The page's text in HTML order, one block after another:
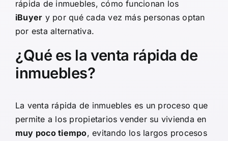
rápida de inmuebles, cómo funcionan los
iBuyer y por qué cada vez más personas optan
por esta alternativa.
¿Qué es la venta rápida de
inmuebles?
La venta rápida de inmuebles es un proceso que
permite a los propietarios vender su vivienda en
muy poco tiempo, evitando los largos procesos